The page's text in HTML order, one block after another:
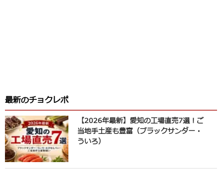
最新のチョクレポ
【2026年最新】愛知の工場直売7選！ご
当地手土産も豊富（ブラックサンダー・
ういろ）